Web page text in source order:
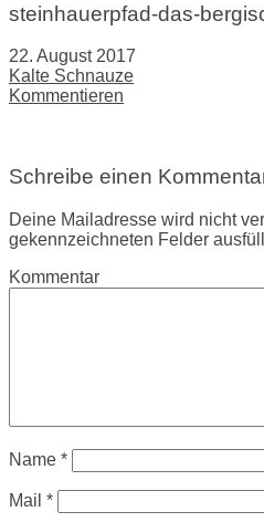
steinhauerpfad-das-
22. August 2017
Kalte Schnauze
Kommentieren
Schreibe einen
Deine Mailadresse wird nicht
gekennzeichneten Felder
Kommentar
Name *
Mail *